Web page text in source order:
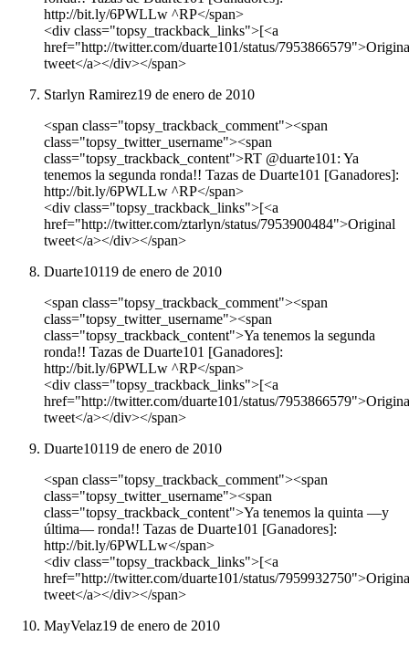
http://bit.ly/6PWLLw ^RP</span>
<div class="topsy_trackback_links">[<a
href="http://twitter.com/duarte101/status/
tweet</a></div></span>
Starlyn Ramirez19 de enero de 2010
<span class="topsy_trackback_comment"><span
class="topsy_twitter_username"><span
class="topsy_trackback_content">RT @duarte101: Ya
tenemos la segunda ronda!! Tazas de Duarte101 [Ganadores]:
http://bit.ly/6PWLLw ^RP</span>
<div class="topsy_trackback_links">[<a
href="http://twitter.com/ztarlyn/status/7953900484">Original
tweet</a></div></span>
Duarte10119 de enero de 2010
<span class="topsy_trackback_comment"><span
class="topsy_twitter_username"><span
class="topsy_trackback_content">Ya tenemos la segunda
ronda!! Tazas de Duarte101 [Ganadores]:
http://bit.ly/6PWLLw ^RP</span>
<div class="topsy_trackback_links">[<a
href="http://twitter.com/duarte101/status/
tweet</a></div></span>
Duarte10119 de enero de 2010
<span class="topsy_trackback_comment"><span
class="topsy_twitter_username"><span
class="topsy_trackback_content">Ya tenemos la quinta —y
última— ronda!! Tazas de Duarte101 [Ganadores]:
http://bit.ly/6PWLLw</span>
<div class="topsy_trackback_links">[<a
href="http://twitter.com/duarte101/status/
tweet</a></div></span>
MayVelaz19 de enero de 2010